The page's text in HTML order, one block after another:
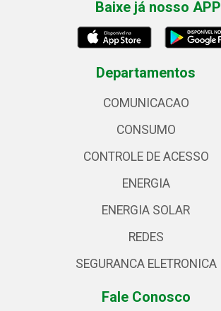
Baixe já nosso APP
Departamentos
COMUNICACAO
CONSUMO
CONTROLE DE ACESSO
ENERGIA
ENERGIA SOLAR
REDES
SEGURANCA ELETRONICA
Fale Conosco